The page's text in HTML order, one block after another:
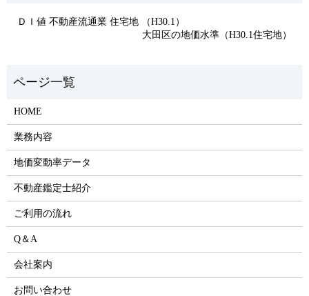
ＤＩ値 不動産流通業 住宅地 （H30.1）
大田区の地価水準（H30.1住宅地）
HOME
業務内容
地価変動率データ
不動産鑑定士紹介
ご利用の流れ
Q＆A
会社案内
お問い合わせ